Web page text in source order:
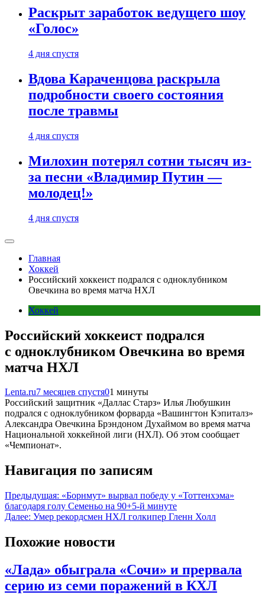
Раскрыт заработок ведущего шоу
«Голос»
4 дня спустя
Вдова Караченцова раскрыла
подробности своего состояния
после травмы
4 дня спустя
Милохин потерял сотни тысяч из-
за песни «Владимир Путин —
молодец!»
4 дня спустя
Главная
Хоккей
Российский хоккеист подрался с одноклубником
Овечкина во время матча НХЛ
Хоккей
Российский хоккеист подрался
с одноклубником Овечкина во время
матча НХЛ
Lenta.ru7 месяцев спустя01 минуты
Российский защитник «Даллас Старз» Илья Любушкин
подрался с одноклубником форварда «Вашингтон Кэпиталз»
Александра Овечкина Брэндоном Духаймом во время матча
Национальной хоккейной лиги (НХЛ). Об этом сообщает
«Чемпионат».
Навигация по записям
Предыдущая: «Борнмут» вырвал победу у «Тоттенхэма»
благодаря голу Семеньо на 90+5-й минуте
Далее: Умер рекордсмен НХЛ голкипер Гленн Холл
Похожие новости
«Лада» обыграла «Сочи» и прервала
серию из семи поражений в КХЛ